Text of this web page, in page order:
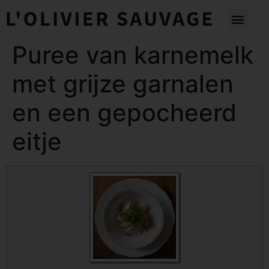
Puree van karnemelk
met grijze garnalen
en een gepocheerd
eitje